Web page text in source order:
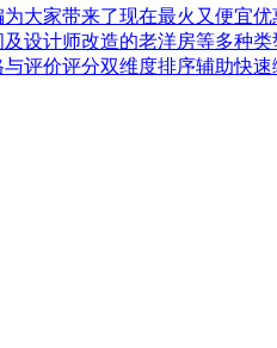
大家带来了现在最火又便宜
设计师改造的老洋房等多种
评价评分双维度排序辅助快